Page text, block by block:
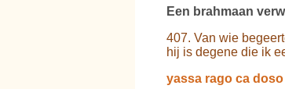
Een brahmaan
407. Van wie
hij is degene die ik
yassa rago ca